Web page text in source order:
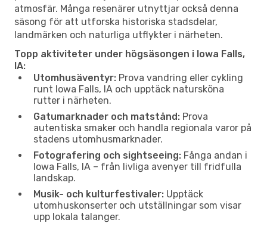
atmosfär. Många resenärer utnyttjar också denna
säsong för att utforska historiska stadsdelar,
landmärken och naturliga utflykter i närheten.
Topp aktiviteter under högsäsongen i Iowa Falls,
IA:
Utomhusäventyr: Prova vandring eller cykling
runt Iowa Falls, IA och upptäck natursköna
rutter i närheten.
Gatumarknader och matstånd: Prova
autentiska smaker och handla regionala varor på
stadens utomhusmarknader.
Fotografering och sightseeing: Fånga andan i
Iowa Falls, IA – från livliga avenyer till fridfulla
landskap.
Musik- och kulturfestivaler: Upptäck
utomhuskonserter och utställningar som visar
upp lokala talanger.